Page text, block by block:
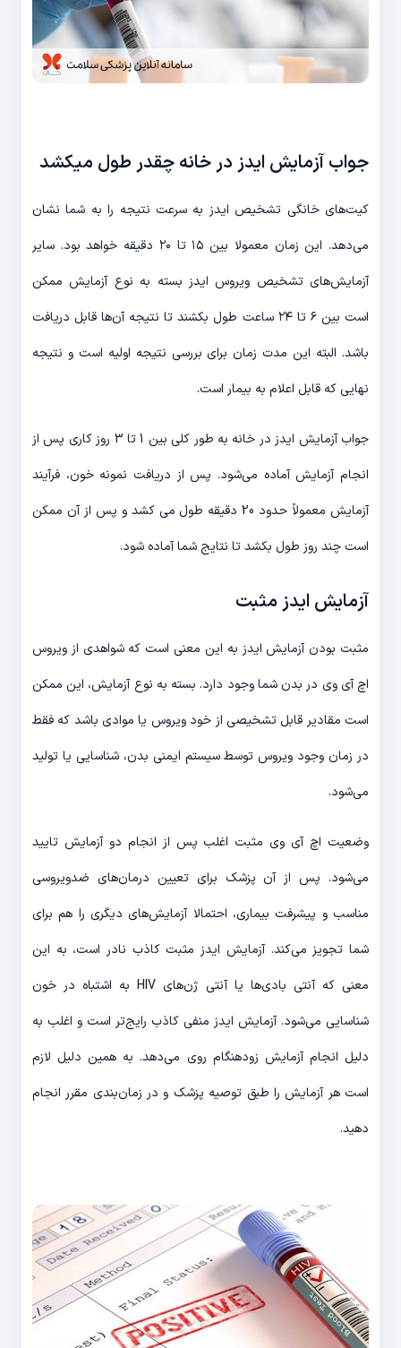
جواب آزمایش ایدز در خانه چقدر طول میکشد
کیت‌های خانگی تشخیص ایدز به سرعت نتیجه را به شما نشان
می‌دهد. این زمان معمولا بین ۱۵ تا ۲۰ دقیقه خواهد بود. سایر
آزمایش‌های تشخیص ویروس ایدز بسته به نوع آزمایش ممکن
است بین ۶ تا ۲۴ ساعت طول بکشند تا نتیجه آن‌ها قابل دریافت
باشد. البته این مدت زمان برای بررسی نتیجه اولیه است و نتیجه
نهایی که قابل اعلام به بیمار است.
جواب آزمایش ایدز در خانه به طور کلی بین 1 تا 3 روز کاری پس از
انجام آزمایش آماده می‌شود. پس از دریافت نمونه خون، فرآیند
آزمایش معمولاً حدود 20 دقیقه طول می کشد و پس از آن ممکن
است چند روز طول بکشد تا نتایج شما آماده شود.
آزمایش ایدز مثبت
مثبت بودن آزمایش ایدز به این معنی است که شواهدی از ویروس
اچ آی وی در بدن شما وجود دارد. بسته به نوع آزمایش، این ممکن
است مقادیر قابل تشخیصی از خود ویروس یا موادی باشد که فقط
در زمان وجود ویروس توسط سیستم ایمنی بدن، شناسایی یا تولید
می‌شود.
وضعیت اچ آی وی مثبت اغلب پس از انجام دو آزمایش تایید
می‌شود. پس از آن پزشک برای تعیین درمان‌های ضدویروسی
مناسب و پیشرفت بیماری، احتمالا آزمایش‌های دیگری را هم برای
شما تجویز می‌کند. آزمایش ایدز مثبت کاذب نادر است، به این
معنی که آنتی بادی‌ها یا آنتی ژن‌های HIV به اشتباه در خون
شناسایی می‌شود. آزمایش ایدز منفی کاذب رایج‌تر است و اغلب به
دلیل انجام آزمایش زودهنگام روی می‌دهد. به همین دلیل لازم
است هر آزمایش را طبق توصیه پزشک و در زمان‌بندی مقرر انجام
دهید.